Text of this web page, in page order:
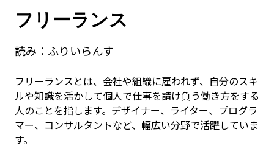
フリーランス
読み： ふりいらんす
フリーランスとは、会社や組織に雇われず、自分のスキ
ルや知識を活かして個人で仕事を請け負う働き方をする
人のことを指します。デザイナー、ライター、プログラ
マー、コンサルタントなど、幅広い分野で活躍していま
す。